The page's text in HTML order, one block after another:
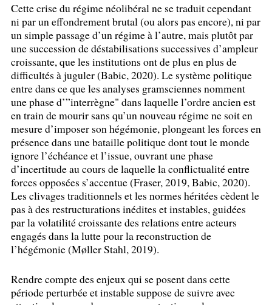
Cette crise du régime néolibéral ne se traduit cependant
ni par un effondrement brutal (ou alors pas encore), ni par
un simple passage d’un régime à l’autre, mais plutôt par
une succession de déstabilisations successives d’ampleur
croissante, que les institutions ont de plus en plus de
difficultés à juguler (Babic, 2020). Le système politique
entre dans ce que les analyses gramsciennes nomment
une phase d’”interrègne" dans laquelle l’ordre ancien est
en train de mourir sans qu’un nouveau régime ne soit en
mesure d’imposer son hégémonie, plongeant les forces en
présence dans une bataille politique dont tout le monde
ignore l’échéance et l’issue, ouvrant une phase
d’incertitude au cours de laquelle la conflictualité entre
forces opposées s’accentue (Fraser, 2019, Babic, 2020).
Les clivages traditionnels et les normes héritées cèdent le
pas à des restructurations inédites et instables, guidées
par la volatilité croissante des relations entre acteurs
engagés dans la lutte pour la reconstruction de
l’hégémonie (Møller Stahl, 2019).
Rendre compte des enjeux qui se posent dans cette
période perturbée et instable suppose de suivre avec